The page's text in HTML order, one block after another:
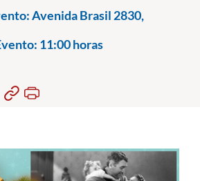
Avenida Brasil 2830,
11:00 horas